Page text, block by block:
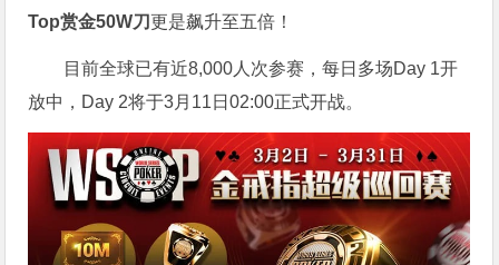
Top赏金50W刀更是飙升至五倍！
目前全球已有近8,000人次参赛，每日多场Day 1开
放中，Day 2将于3月11日02:00正式开战。